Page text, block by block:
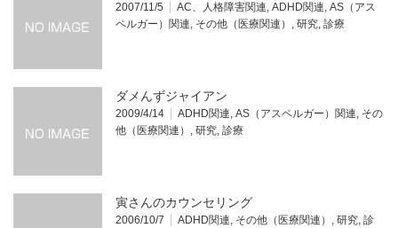
2007/11/5 AC、人格障害関連, ADHD関連, AS（アス
ペルガー）関連, その他（医療関連） , 研究, 診療
ダメんずジャイアン
2009/4/14 ADHD関連, AS（アスペルガー）関連, その
他（医療関連） , 研究, 診療
寅さんのカウンセリング
2006/10/7 ADHD関連, その他（医療関連） , 研究, 診